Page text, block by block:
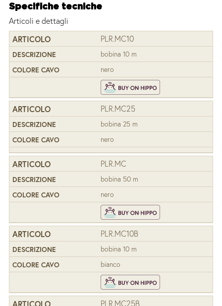
Specifiche tecniche
Articoli e dettagli
PLR.MC10
bobina 10 m
nero
PLR.MC25
bobina 25 m
nero
PLR.MC
bobina 50 m
nero
PLR.MC10B
bobina 10 m
bianco
PLR.MC25B